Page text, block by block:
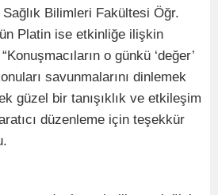
Bilimleri Fakültesi Öğr.
Platin ise etkinliğe ilişkin
o günkü ‘değer’
savunmalarını dinlemek
güzel bir tanışıklık ve etkileşim
düzenleme için teşekkür